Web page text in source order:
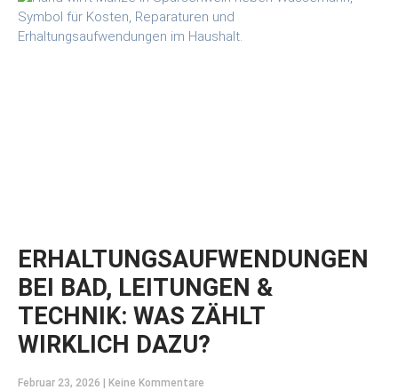
ERHALTUNGSAUFWENDUNGEN
BEI BAD, LEITUNGEN &
TECHNIK: WAS ZÄHLT
WIRKLICH DAZU?
Februar 23, 2026 Keine Kommentare